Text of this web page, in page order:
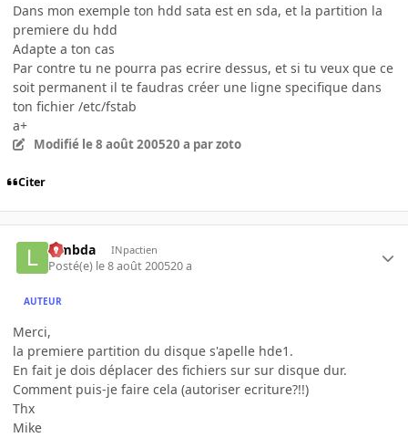
Dans mon exemple ton hdd sata est en sda, et la partition la
premiere du hdd
Adapte a ton cas
Par contre tu ne pourra pas ecrire dessus, et si tu veux que ce
soit permanent il te faudras créer une ligne specifique dans
ton fichier /etc/fstab
a+
Modifié le 8 août 200520 a par zoto
Citer
lambda INpactien
Posté(e) le 8 août 200520 a
AUTEUR
Merci,
la premiere partition du disque s'apelle hde1.
En fait je dois déplacer des fichiers sur sur disque dur.
Comment puis-je faire cela (autoriser ecriture?!!)
Thx
Mike